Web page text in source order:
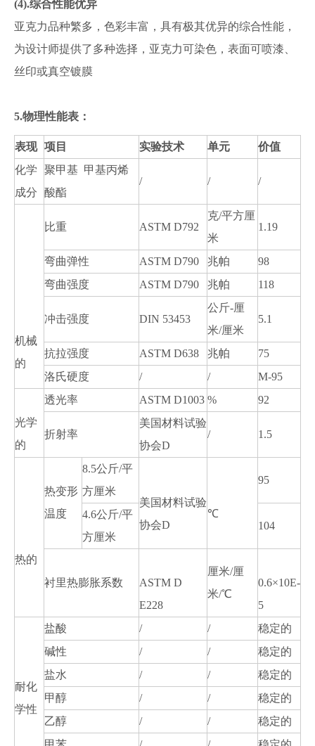
(4).综合性能优异
亚克力品种繁多，色彩丰富，具有极其优异的综合性能，
为设计师提供了多种选择，亚克力可染色，表面可喷漆、
丝印或真空镀膜
5.物理性能表：
表现 项目 实验技术 单元
价值
化学
成分
聚甲基 甲基丙烯
酸酯
/ / /
机械
的
比重 ASTM D792
克/平方厘
米
1.19
弯曲弹性 ASTM D790 兆帕
98
弯曲强度
ASTM D790 兆帕 118
冲击强度 DIN 53453
公斤-厘
米/厘米
5.1
抗拉强度 ASTM D638 兆帕
75
洛氏硬度
/ / M-95
光学
的
透光率 ASTM D1003 % 92
折射率
美国材料试验
协会D
/ 1.5
热的
热变形
温度
8.5公斤/平
方厘米
美国材料试验
协会D
℃
95
4.6公斤/平
方厘米
104
衬里热膨胀系数
ASTM D
E228
厘米/厘
米/℃
0.6×10E-
5
耐化
学性
盐酸 / /
稳定的
碱性
/ /
稳定的
盐水
/ /
稳定的
甲醇
/ /
稳定的
乙醇
/ /
稳定的